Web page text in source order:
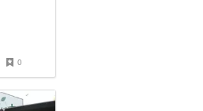
0